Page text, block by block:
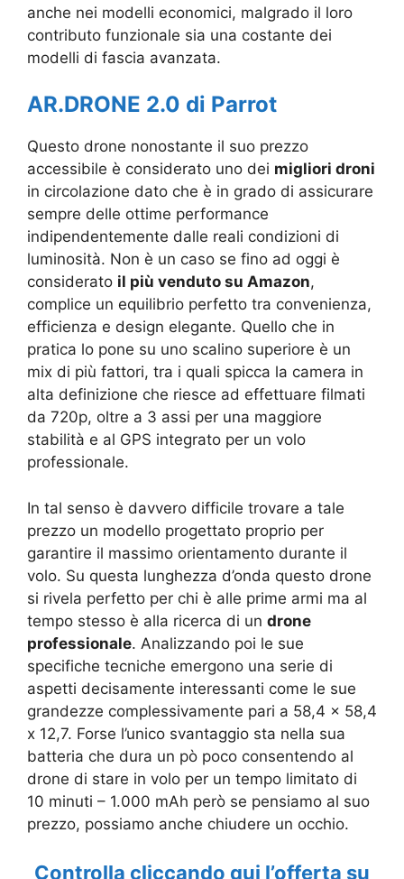
anche nei modelli economici, malgrado il loro
contributo funzionale sia una costante dei
modelli di fascia avanzata.
AR.DRONE 2.0 di Parrot
Questo drone nonostante il suo prezzo
accessibile è considerato uno dei migliori droni
in circolazione dato che è in grado di assicurare
sempre delle ottime performance
indipendentemente dalle reali condizioni di
luminosità. Non è un caso se fino ad oggi è
considerato il più venduto su Amazon,
complice un equilibrio perfetto tra convenienza,
efficienza e design elegante. Quello che in
pratica lo pone su uno scalino superiore è un
mix di più fattori, tra i quali spicca la camera in
alta definizione che riesce ad effettuare filmati
da 720p, oltre a 3 assi per una maggiore
stabilità e al GPS integrato per un volo
professionale.
In tal senso è davvero difficile trovare a tale
prezzo un modello progettato proprio per
garantire il massimo orientamento durante il
volo. Su questa lunghezza d’onda questo drone
si rivela perfetto per chi è alle prime armi ma al
tempo stesso è alla ricerca di un drone
professionale. Analizzando poi le sue
specifiche tecniche emergono una serie di
aspetti decisamente interessanti come le sue
grandezze complessivamente pari a 58,4 x 58,4
x 12,7. Forse l’unico svantaggio sta nella sua
batteria che dura un pò poco consentendo al
drone di stare in volo per un tempo limitato di
10 minuti – 1.000 mAh però se pensiamo al suo
prezzo, possiamo anche chiudere un occhio.
Controlla cliccando qui l’offerta su